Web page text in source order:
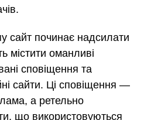
сайт починає надсилати
містити оманливі
сповіщення та
сайти. Ці сповіщення —
а ретельно
що використовуються